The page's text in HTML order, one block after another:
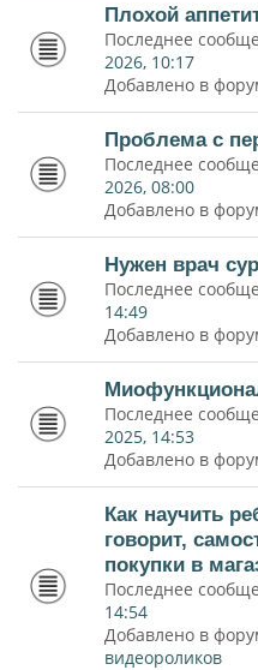
Плохой
Последнее
2026, 10:17
Добавлено в
Проблема с
Последнее
2026, 08:00
Добавлено в
Нужен врач
Последнее
14:49
Добавлено в
Последнее
2025, 14:53
Добавлено в
Как научить
говорит,
покупки в
Последнее
14:54
Добавлено в
видеороликов